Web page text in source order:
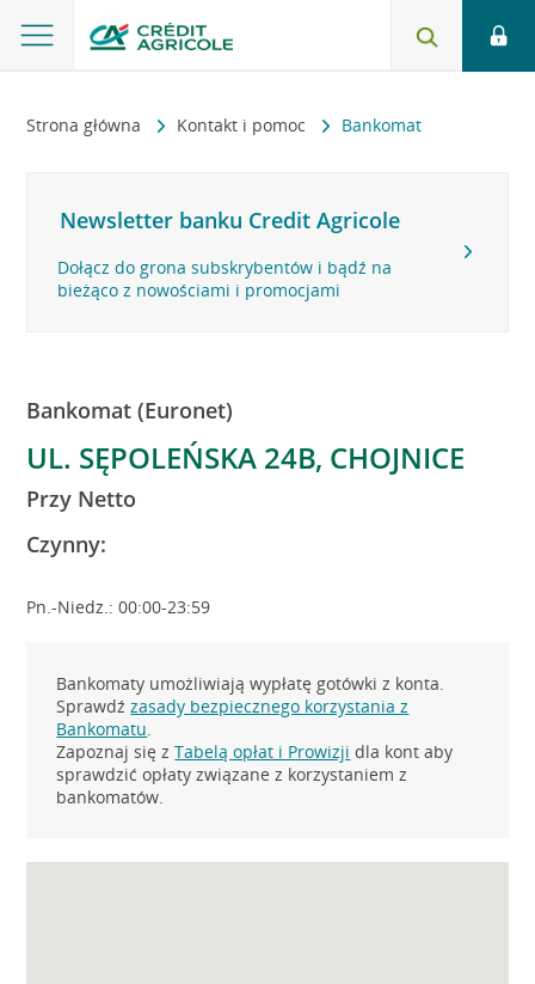
Strona główna Kontakt i pomoc Bankomat
Newsletter banku Credit Agricole
Dołącz do grona subskrybentów i bądź na
bieżąco z nowościami i promocjami
Bankomat (Euronet)
UL. SĘPOLEŃSKA 24B, CHOJNICE
Przy Netto
Czynny:
Pn.-Niedz.: 00:00-23:59
Bankomaty umożliwiają wypłatę gotówki z konta.
Sprawdźzasady bezpiecznego korzystania z
Bankomatu.
Zapoznaj się zTabelą opłat i Prowizji dla kont aby
sprawdzić opłaty związane z korzystaniem z
bankomatów.